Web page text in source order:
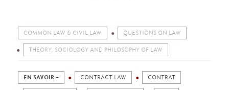
COMMON LAW & CIVIL LAW QUESTIONS ON LAW
THEORY, SOCIOLOGY AND PHILOSOPHY OF LAW
EN SAVOIR + CONTRACT LAW CONTRAT